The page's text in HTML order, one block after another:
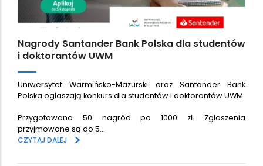
Nagrody Santander Bank Polska dla studentów
i doktorantów UWM
Uniwersytet Warmińsko-Mazurski oraz Santander Bank
Polska ogłaszają konkurs dla studentów i doktorantów UWM.
Przygotowano 50 nagród po 1000 zł. Zgłoszenia
przyjmowane są do 5…
CZYTAJ DALEJ
>